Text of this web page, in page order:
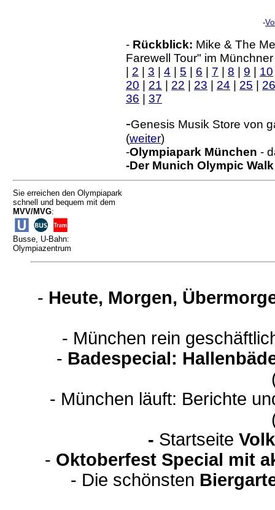
-
- Rückblick: Mike & The
Farewell Tour" im
2 3 4 5 6 7 8 9 10
20
21 22 23 24 25
26
36
37
-Genesis Musik Store von
(weiter)
-Olympiapark München -
-Der Munich Olympic
Sie erreichen den Olympiapark
schnell und bequem mit dem
MVV/MVG:
Busse, U-Bahn:
Olympiazentrum
- Heute, Morgen,
- München rein
- Badespecial:
- München läuft: Berichte
- Startseite
- Oktoberfest Special mit
- Die schönsten